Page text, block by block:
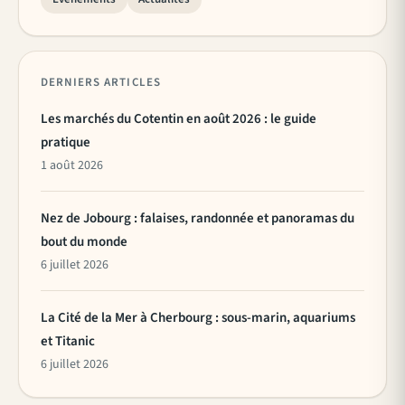
DERNIERS ARTICLES
Les marchés du Cotentin en août 2026 : le guide
pratique
1 août 2026
Nez de Jobourg : falaises, randonnée et panoramas du
bout du monde
6 juillet 2026
La Cité de la Mer à Cherbourg : sous-marin, aquariums
et Titanic
6 juillet 2026